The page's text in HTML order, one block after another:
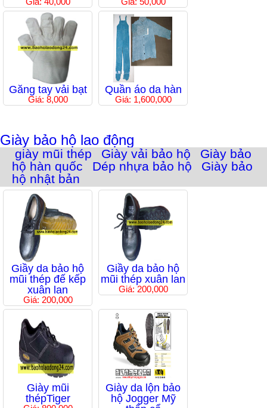
Găng tay vải bạt
Giá: 8,000
Quần áo da hàn
Giá: 1,600,000
Giày bảo hộ lao động
giày mũi thép Giày vải bảo hộ
Giày bảo
hộ hàn quốc
Dép nhựa bảo hộ
Giày bảo
hộ nhật bản
Giầy da bảo hộ
mũi thép đế kếp
xuân lan
Giá: 200,000
Giầy da bảo hộ
mũi thép xuân lan
Giá: 200,000
Giày mũi
thépTiger
Giày da lộn bảo
hộ Jogger Mỹ